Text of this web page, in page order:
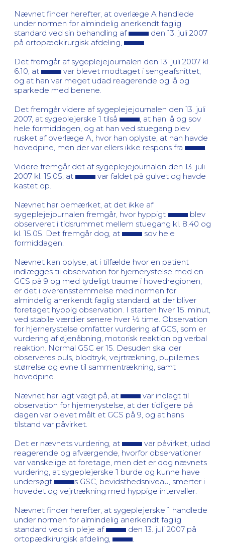
Nævnet finder herefter, at overlæge A handlede
under normen for almindelig anerkendt faglig
standard ved sin behandling af
den 13. juli 2007
på ortopædkirurgisk afdeling,
Det fremgår af sygeplejejournalen den 13. juli 2007 kl.
6.10, at
var blevet modtaget i sengeafsnittet,
og at han var meget udad reagerende og lå og
sparkede med benene.
Det fremgår videre af sygeplejejournalen den 13. juli
2007, at sygeplejerske 1 tilså
, at han lå og sov
hele formiddagen, og at han ved stuegang blev
rusket af overlæge A, hvor han oplyste, at han havde
hovedpine, men der var ellers ikke respons fra
Videre fremgår det af sygeplejejournalen den 13. juli
2007 kl. 15.05, at
var faldet på gulvet og havde
kastet op.
Nævnet har bemærket, at det ikke af
sygeplejejournalen fremgår, hvor hyppigt
blev
observeret i tidsrummet mellem stuegang kl. 8.40 og
kl. 15.05. Det fremgår dog, at
sov hele
formiddagen.
Nævnet kan oplyse, at i tilfælde hvor en patient
indlægges til observation for hjernerystelse med en
GCS på 9 og med tydeligt traume i hovedregionen,
er det i overensstemmelse med normen for
almindelig anerkendt faglig standard, at der bliver
foretaget hyppig observation. I starten hver 15. minut,
ved stabile værdier senere hver ½ time. Observation
for hjernerystelse omfatter vurdering af GCS, som er
vurdering af øjenåbning, motorisk reaktion og verbal
reaktion. Normal GSC er 15. Desuden skal der
observeres puls, blodtryk, vejrtrækning, pupillernes
størrelse og evne til sammentrækning, samt
hovedpine.
Nævnet har lagt vægt på, at
var indlagt til
observation for hjernerystelse, at der tidligere på
dagen var blevet målt et GCS på 9, og at hans
tilstand var påvirket.
Det er nævnets vurdering, at
var påvirket, udad
reagerende og afværgende, hvorfor observationer
var vanskelige at foretage, men det er dog nævnets
vurdering, at sygeplejerske 1 burde og kunne have
undersøgt
s GSC, bevidsthedsniveau, smerter i
hovedet og vejrtrækning med hyppige intervaller.
Nævnet finder herefter, at sygeplejerske 1 handlede
under normen for almindelig anerkendt faglig
standard ved sin pleje af
den 13. juli 2007 på
ortopædkirurgisk afdeling,